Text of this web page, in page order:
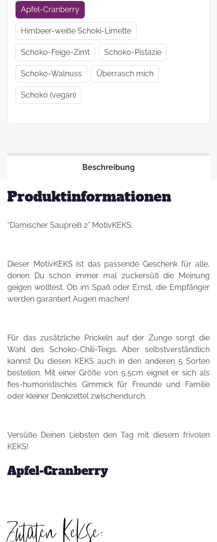
Apfel-Cranberry
Himbeer-weiße Schoki-Limette
Schoko-Feige-Zimt Schoko-Pistazie
Schoko-Walnuss Überrasch mich
Schoko (vegan)
Beschreibung
Produktinformationen
“Damischer Saupreiß 2” MotivKEKS:
Dieser MotivKEKS ist das passende Geschenk für alle,
denen Du schon immer mal zuckersüß die Meinung
geigen wolltest. Ob im Spaß oder Ernst, die Empfänger
werden garantiert Augen machen!
Für das zusätzliche Prickeln auf der Zunge sorgt die
Wahl des Schoko-Chili-Teigs. Aber selbstverständlich
kannst Du diesen KEKS auch in den anderen 5 Sorten
bestellen. Mit einer Größe von 5,5cm eignet er sich als
fies-humoristisches Gimmick für Freunde und Familie
oder kleiner Denkzettel zwischendurch.
Versüße Deinen Liebsten den Tag mit diesem frivolen
KEKS!
Apfel-Cranberry
Zutaten Kekse: